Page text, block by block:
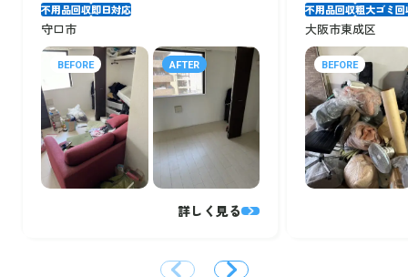
てくれて非常に助
かりました！
不用品回収即日対応
守口市
BEFORE AFTER
詳しく見る
不用品回収粗大ゴミ
大阪市東成区
BEFORE